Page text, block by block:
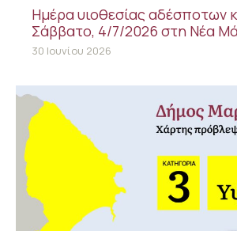
Ημέρα υιοθεσίας αδέσποτων
Σάββατο, 4/7/2026 στη Νέα
30 Ιουνίου 2026